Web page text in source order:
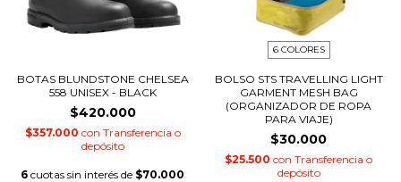
BOTAS BLUNDSTONE CHELSEA
558 UNISEX - BLACK
$420.000
$357.000 con Transferencia o
depósito
6 cuotas sin interés de $70.000
6 COLORES
BOLSO STS TRAVELLING LIGHT
GARMENT MESH BAG
(ORGANIZADOR DE ROPA
PARA VIAJE)
$30.000
$25.500 con Transferencia o
depósito